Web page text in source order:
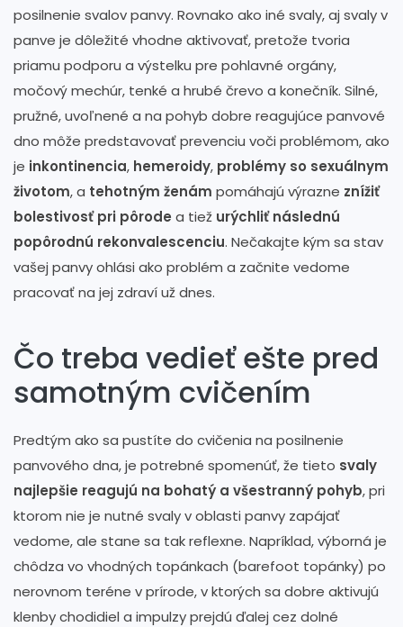
posilnenie svalov panvy. Rovnako ako iné svaly, aj svaly v
panve je dôležité vhodne aktivovať, pretože tvoria
priamu podporu a výstelku pre pohlavné orgány,
močový mechúr, tenké a hrubé črevo a konečník. Silné,
pružné, uvoľnené a na pohyb dobre reagujúce panvové
dno môže predstavovať prevenciu voči problémom, ako
je inkontinencia, hemeroidy, problémy so sexuálnym
životom, a tehotným ženám pomáhajú výrazne znížiť
bolestivosť pri pôrode a tiež urýchliť následnú
popôrodnú rekonvalescenciu. Nečakajte kým sa stav
vašej panvy ohlási ako problém a začnite vedome
pracovať na jej zdraví už dnes.
Čo treba vedieť ešte pred
samotným cvičením
Predtým ako sa pustíte do cvičenia na posilnenie
panvového dna, je potrebné spomenúť, že tieto svaly
najlepšie reagujú na bohatý a všestranný pohyb, pri
ktorom nie je nutné svaly v oblasti panvy zapájať
vedome, ale stane sa tak reflexne. Napríklad, výborná je
chôdza vo vhodných topánkach (barefoot topánky) po
nerovnom teréne v prírode, v ktorých sa dobre aktivujú
klenby chodidiel a impulzy prejdú ďalej cez dolné